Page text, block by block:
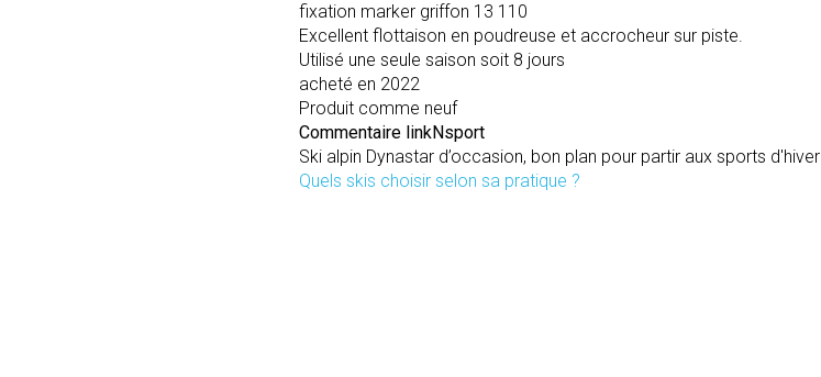
fixation marker griffon 13 110
Excellent flottaison en poudreuse et accrocheur sur piste.
Utilisé une seule saison soit 8 jours
acheté en 2022
Produit comme neuf
Commentaire linkNsport
Ski alpin Dynastar d’occasion, bon plan pour partir aux sports d'hiver
Quels skis choisir selon sa pratique ?